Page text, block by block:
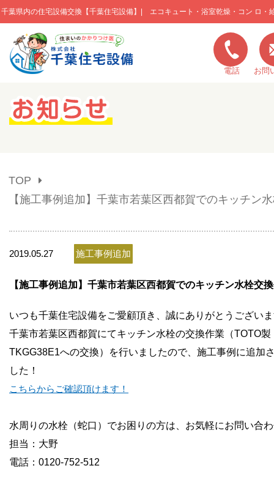
千葉県内の住宅設備交換【千葉住宅設備】| エコキュート・浴室乾燥・コン ロ・
このページの本文へ移動
電話 お問
キャンペーン一覧
弊社の特色
お問い合わせ
会社概要
TOP
【施工事例追加】千葉市若葉区西都賀でのキッチン
2019.05.27 施工事例追加
【施工事例追加】千葉市若葉区西都賀でのキッチン水栓交
いつも千葉住宅設備をご愛顧頂き、誠にありがとうござい
千葉市若葉区西都賀にてキッチン水栓の交換作業（TOTO製
TKGG38E1への交換）を行いましたので、施工事例に追加
した！
こちらからご確認頂けます！
水周りの水栓（蛇口）でお困りの方は、お気軽にお問い合
担当：大野
電話：0120-752-512